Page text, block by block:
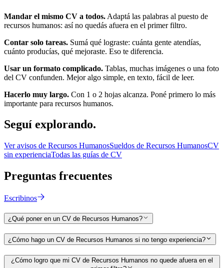
Mandar el mismo CV a todos. Adaptá las palabras al puesto de
recursos humanos: así no quedás afuera en el primer filtro.
Contar solo tareas. Sumá qué lograste: cuánta gente atendías,
cuánto producías, qué mejoraste. Eso te diferencia.
Usar un formato complicado. Tablas, muchas imágenes o una foto
del CV confunden. Mejor algo simple, en texto, fácil de leer.
Hacerlo muy largo. Con 1 o 2 hojas alcanza. Poné primero lo más
importante para recursos humanos.
Seguí explorando.
Ver avisos de Recursos HumanosSueldos de Recursos HumanosCV
sin experienciaTodas las guías de CV
Preguntas frecuentes
Escribinos
¿Qué poner en un CV de Recursos Humanos?
¿Cómo hago un CV de Recursos Humanos si no tengo experiencia?
¿Cómo logro que mi CV de Recursos Humanos no quede afuera en el